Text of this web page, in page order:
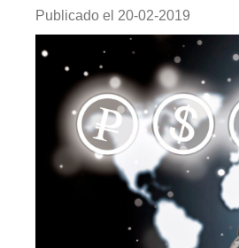
Publicado el 20-02-2019